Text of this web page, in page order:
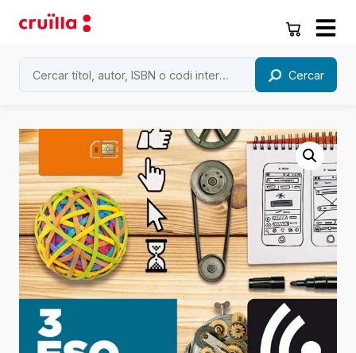
Cercar